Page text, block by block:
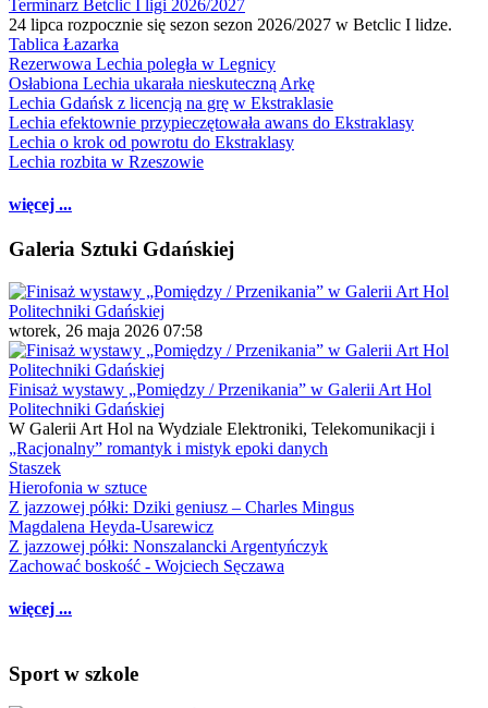
Terminarz Betclic I ligi 2026/2027
24 lipca rozpocznie się sezon sezon 2026/2027 w Betclic I lidze.
Tablica Łazarka
Rezerwowa Lechia poległa w Legnicy
Osłabiona Lechia ukarała nieskuteczną Arkę
Lechia Gdańsk z licencją na grę w Ekstraklasie
Lechia efektownie przypieczętowała awans do Ekstraklasy
Lechia o krok od powrotu do Ekstraklasy
Lechia rozbita w Rzeszowie
więcej ...
Galeria Sztuki Gdańskiej
wtorek, 26 maja 2026 07:58
Finisaż wystawy „Pomiędzy / Przenikania” w Galerii Art Hol
Politechniki Gdańskiej
W Galerii Art Hol na Wydziale Elektroniki, Telekomunikacji i
„Racjonalny” romantyk i mistyk epoki danych
Staszek
Hierofonia w sztuce
Z jazzowej półki: Dziki geniusz – Charles Mingus
Magdalena Heyda-Usarewicz
Z jazzowej półki: Nonszalancki Argentyńczyk
Zachować boskość - Wojciech Sęczawa
więcej ...
Sport w szkole